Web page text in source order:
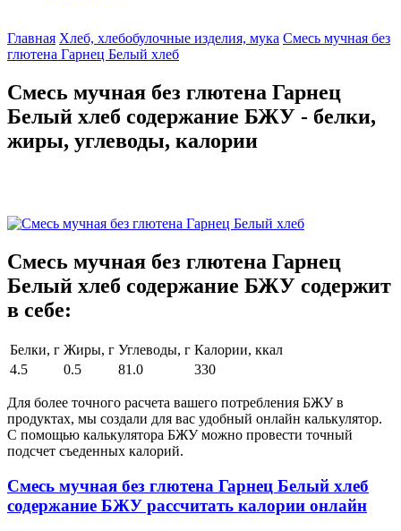
Главная Хлеб, хлебобулочные изделия, мука Смесь мучная без
глютена Гарнец Белый хлеб
Смесь мучная без глютена Гарнец
Белый хлеб содержание БЖУ - белки,
жиры, углеводы, калории
Смесь мучная без глютена Гарнец
Белый хлеб содержание БЖУ содержит
в себе:
Белки, г Жиры, г Углеводы, г Калории, ккал
4.5
0.5 81.0 330
Для более точного расчета вашего потребления БЖУ в
продуктах, мы создали для вас удобный онлайн калькулятор.
С помощью калькулятора БЖУ можно провести точный
подсчет съеденных калорий.
Смесь мучная без глютена Гарнец Белый хлеб
содержание БЖУ рассчитать калории онлайн